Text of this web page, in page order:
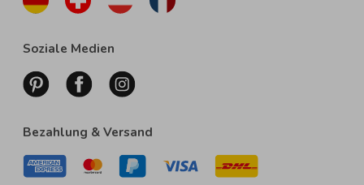
Soziale Medien
Bezahlung & Versand